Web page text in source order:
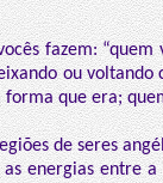
fazem:
ou voltando
que era;
de seres
energias entre